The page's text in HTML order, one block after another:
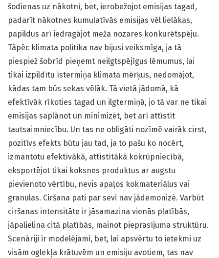
šodienas uz nākotni, bet, ierobežojot emisijas tagad,
padarīt nākotnes kumulatīvās emisijas vēl lielākas,
papildus arī iedragājot meža nozares konkurētspēju.
Tāpēc klimata politika nav bijusi veiksmīga, ja tā
piespiež šobrīd pieņemt neilgtspējīgus lēmumus, lai
tikai izpildītu īstermiņa klimata mērķus, nedomājot,
kādas tam būs sekas vēlāk. Tā vietā jādomā, kā
efektīvāk rīkoties tagad un ilgtermiņā, jo tā var ne tikai
emisijas saplānot un minimizēt, bet arī attīstīt
tautsaimniecību. Un tas ne obligāti nozīmē vairāk cirst,
pozitīvs efekts būtu jau tad, ja to pašu ko nocērt,
izmantotu efektīvākā, attīstītākā kokrūpniecībā,
eksportējot tikai koksnes produktus ar augstu
pievienoto vērtību, nevis apaļos kokmateriālus vai
granulas. Ciršana pati par sevi nav jādemonizē. Varbūt
ciršanas intensitāte ir jāsamazina vienās platībās,
jāpalielina citā platībās, mainot pieprasījuma struktūru.
Scenāriji ir modelējami, bet, lai apsvērtu to ietekmi uz
visām oglekļa krātuvēm un emisiju avotiem, tas nav